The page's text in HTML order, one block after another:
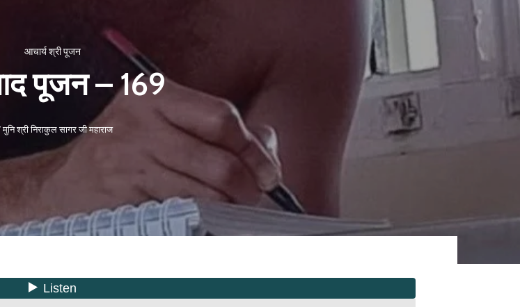
आचार्य श्री पूजन
पूजन – 169
मुनि श्री निराकुल सागर जी महाराज